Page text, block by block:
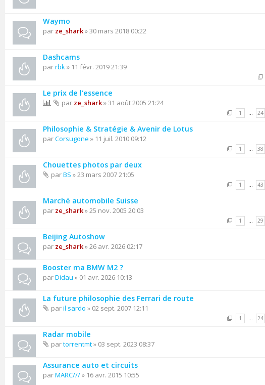
Waymo
par ze_shark» 30 mars 2018 00:22
Dashcams
parrbk» 11 févr. 2019 21:39
Le prix de l'essence
par ze_shark» 31 août 2005 21:24
1 … 24
Philosophie & Stratégie & Avenir de Lotus
parCorsugone » 11 juil. 2010 09:12
1 … 38
Chouettes photos par deux
parBS » 23 mars 2007 21:05
1 … 43
Marché automobile Suisse
par ze_shark» 25 nov. 2005 20:03
1 … 29
Beijing Autoshow
par ze_shark» 26 avr. 2026 02:17
Booster ma BMW M2 ?
parDidau » 01 avr. 2026 10:13
La future philosophie des Ferrari de route
paril sardo » 02 sept. 2007 12:11
1 … 24
Radar mobile
partorrentmt» 03 sept. 2023 08:37
Assurance auto et circuits
parMARC///» 16 avr. 2015 10:55